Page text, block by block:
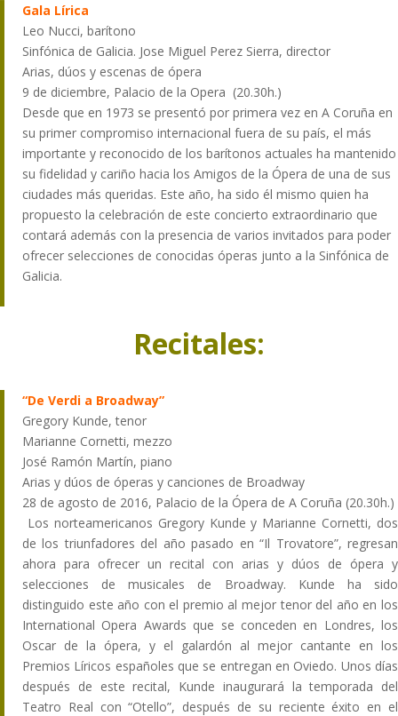
Gala Lírica
Leo Nucci, barítono
Sinfónica de Galicia. Jose Miguel Perez Sierra, director
Arias, dúos y escenas de ópera
9 de diciembre, Palacio de la Opera (20.30h.)
Desde que en 1973 se presentó por primera vez en A Coruña en
su primer compromiso internacional fuera de su país, el más
importante y reconocido de los barítonos actuales ha mantenido
su fidelidad y cariño hacia los Amigos de la Ópera de una de sus
ciudades más queridas. Este año, ha sido él mismo quien ha
propuesto la celebración de este concierto extraordinario que
contará además con la presencia de varios invitados para poder
ofrecer selecciones de conocidas óperas junto a la Sinfónica de
Galicia.
Recitales:
“De Verdi a Broadway”
Gregory Kunde, tenor
Marianne Cornetti, mezzo
José Ramón Martín, piano
Arias y dúos de óperas y canciones de Broadway
28 de agosto de 2016, Palacio de la Ópera de A Coruña (20.30h.)
Los norteamericanos Gregory Kunde y Marianne Cornetti, dos
de los triunfadores del año pasado en “Il Trovatore”, regresan
ahora para ofrecer un recital con arias y dúos de ópera y
selecciones de musicales de Broadway. Kunde ha sido
distinguido este año con el premio al mejor tenor del año en los
International Opera Awards que se conceden en Londres, los
Oscar de la ópera, y el galardón al mejor cantante en los
Premios Líricos españoles que se entregan en Oviedo. Unos días
después de este recital, Kunde inaugurará la temporada del
Teatro Real con “Otello”, después de su reciente éxito en el